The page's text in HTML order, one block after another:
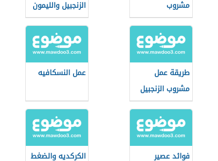
مشروب
الشوكولاتة
الساخنة
الزنجبيل والليمون
للتنحيف
طريقة عمل
مشروب الزنجبيل
عمل النسكافيه
فوائد عصير
الكركديه والضغط